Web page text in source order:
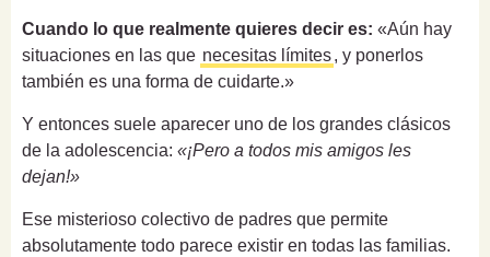
Cuando lo que realmente quieres decir es: «Aún hay
situaciones en las que necesitas límites, y ponerlos
también es una forma de cuidarte.»
Y entonces suele aparecer uno de los grandes clásicos
de la adolescencia: «¡Pero a todos mis amigos les
dejan!»
Ese misterioso colectivo de padres que permite
absolutamente todo parece existir en todas las familias.